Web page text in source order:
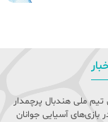
تیم ملی هندبال پرچمدار
بازی‌های آسیایی جوانان